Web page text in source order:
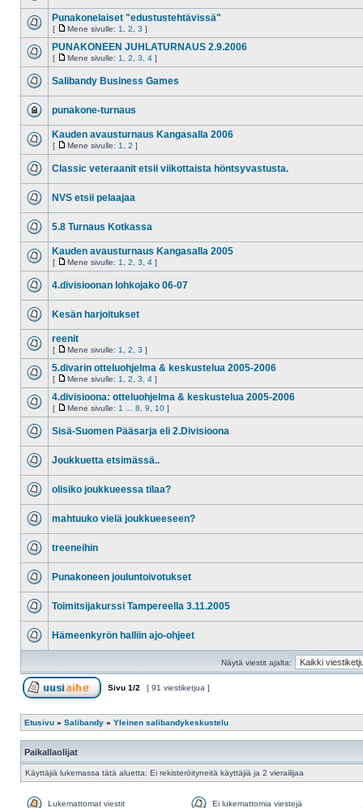
Punakonelaiset "edustustehtävissä"
[ Mene sivulle: 1 2 3 ]
PUNAKONEEN JUHLATURNAUS 2.9.2006
[ Mene sivulle: 1 2 3 4 ]
Salibandy Business Games
punakone-turnaus
Kauden avausturnaus Kangasalla 2006
[ Mene sivulle: 1 2 ]
Classic veteraanit etsii viikottaista höntsyvastusta.
NVS etsii pelaajaa
5.8 Turnaus Kotkassa
Kauden avausturnaus Kangasalla 2005
[ Mene sivulle: 1 2 3 4 ]
4.divisioonan lohkojako 06-07
Kesän harjoitukset
reenit
[ Mene sivulle: 1 2 3 ]
5.divarin otteluohjelma & keskustelua 2005-2006
[ Mene sivulle: 1 2 3 4 ]
4.divisioona: otteluohjelma & keskustelua 2005-2006
[ Mene sivulle: 1 8 9 10 ]
Sisä-Suomen Pääsarja eli 2.Divisioona
Joukkuetta etsimässä..
olisiko joukkueessa tilaa?
mahtuuko vielä joukkueeseen?
treeneihin
Punakoneen jouluntoivotukset
Toimitsijakurssi Tampereella 3.11.2005
Hämeenkyrön halliin ajo-ohjeet
Näytä viestit ajalta:
Sivu 1/2 [ 91 viestiketjua ]
Etusivu » Salibandy » Yleinen salibandykeskustelu
Paikallaolijat
Käyttäjiä lukemassa tätä aluetta: Ei rekisteröityneitä käyttäjiä ja 2 vierailijaa
Lukemattomat viestit Ei lukemattomia viestejä